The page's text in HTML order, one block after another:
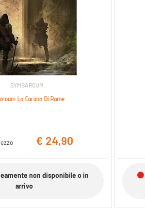
SYMBAROUM
La Corona Di Rame
€ 24,90
non disponibile o in
arrivo